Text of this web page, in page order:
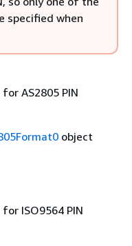
specified when
AS2805 PIN
object
ISO9564 PIN